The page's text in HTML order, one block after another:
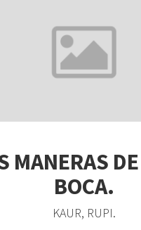
MANERAS
BOCA.
KAUR, RUPI.